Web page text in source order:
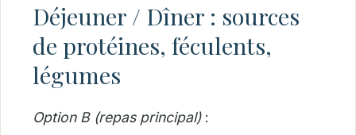
Déjeuner / Dîner : sources
de protéines, féculents,
légumes
Option B (repas principal):